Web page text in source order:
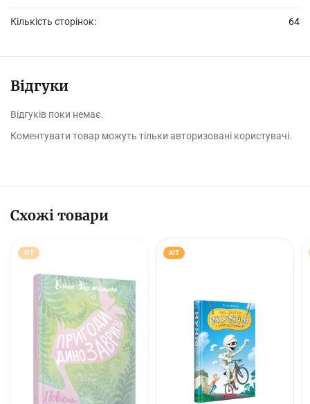
Кількість сторінок: 64
Відгуки
Відгуків поки немає.
Коментувати товар можуть тільки авторизовані користувачі.
Схожі товари
ХІТ ХІТ